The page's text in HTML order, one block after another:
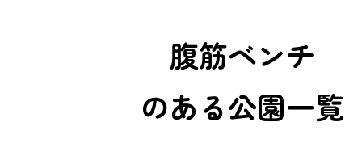
腹筋ベンチ
のある公園一覧